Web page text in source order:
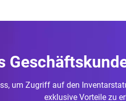
um Zugriff auf den
exklusive Vorteile zu